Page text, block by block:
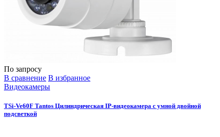
По запросу
В сравнение В избранное
Видеокамеры
TSi-Ve60F Tantos Цилиндрическая IP-видеокамера с умной двойной
подсветкой